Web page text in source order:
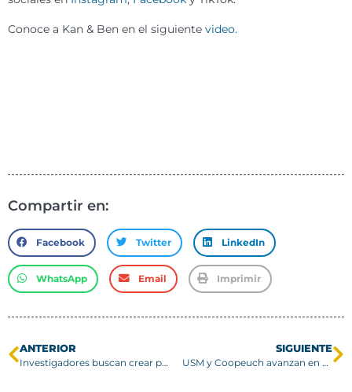
Conoce a Kan & Ben en el siguiente video.
Compartir en:
Facebook Twitter LinkedIn
WhatsApp Email Imprimir
ANTERIOR
Investigadores buscan crear pionero sistema a nivel mundial que pronostique la producción de miel
SIGUIENTE
USM y Coopeuch avanzan en posible convenio de vinculación con el medio